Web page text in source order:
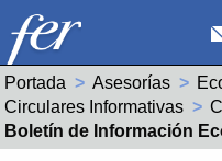
Portada Asesorías
Circulares Informativas
Actual:
Boletín de Información Económico Financiera 8/